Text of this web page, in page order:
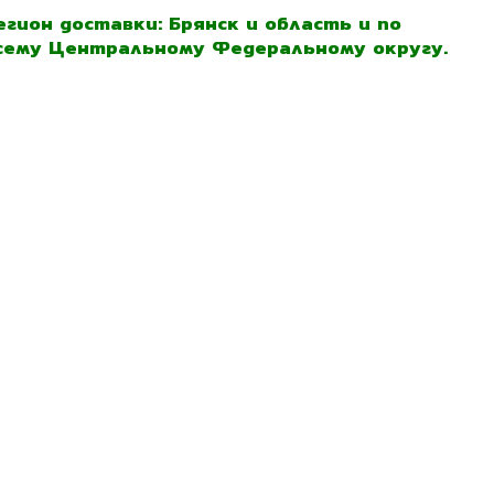
доставки: Брянск и область и по
Центральному Федеральному округу.